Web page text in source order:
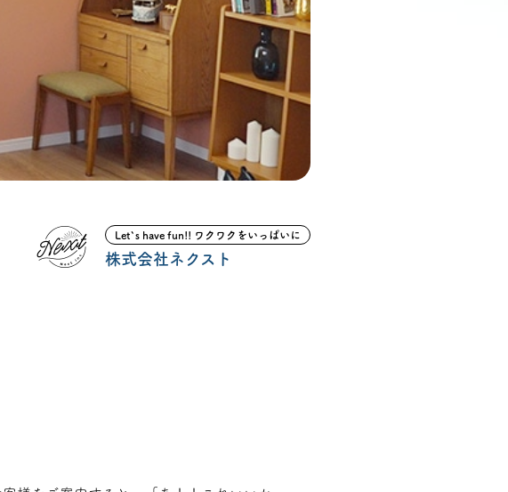
お電話
船橋スタジオ
さいたまスタジオ
公式アカウント
Let`s have fun!! ワクワクをいっぱいに
株式会社ネクスト